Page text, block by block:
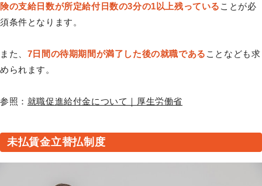
険の支給日数が所定給付日数の3分の1以上残っている ことが必
須条件となります。
また、 7日間の待期期間が満了した後の就職である ことなども求
められます。
参照： 就職促進給付金について｜厚生労働省
未払賃金立替払制度